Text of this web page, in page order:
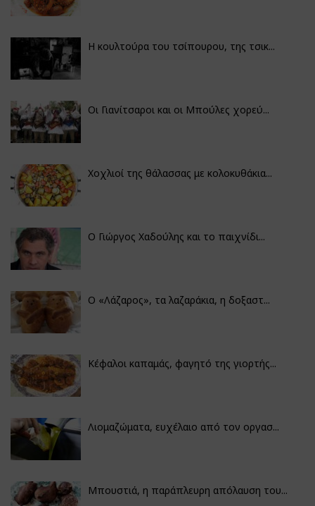
Η κουλτούρα του τσίπουρου, της τσικ...
Οι Γιανίτσαροι και οι Μπούλες χορεύ...
Χοχλιοί της θάλασσας με κολοκυθάκια...
Ο Γιώργος Χαδούλης και το παιχνίδι...
Ο «Λάζαρος», τα λαζαράκια, η δοξαστ...
Κέφαλοι καπαμάς, φαγητό της γιορτής...
Λιομαζώματα, ευχέλαιο από τον οργασ...
Μπουστιά, η παράπλευρη απόλαυση του...